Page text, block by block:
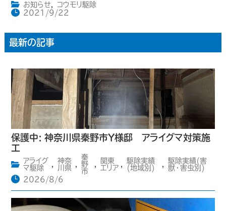
お知らせ,
コウモリ駆除
2021/9/22
最新の記事
保護中: 神奈川県秦野市Y様邸 アライグマ対策施
工
アライグ
マ駆除
,
神奈
川県 ,
秦
野
市
,
関東
エリア ,
駆除実績
(地域別)
,
駆除実績(害
獣・害虫別)
2026/8/6